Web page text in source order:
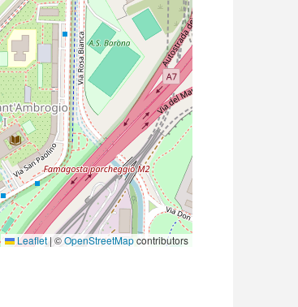
Leaflet | ©OpenStreetMapcontributors